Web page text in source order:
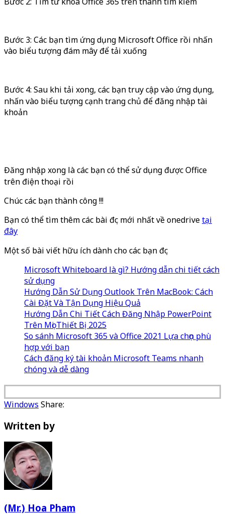
Bước 3: Các bạn tìm ứng dụng Microsoft Office rồi nhấn
vào biểu tượng đám mây để tải xuống
Bước 4: Sau khi tải xong, các bạn truy cập vào ứng dụng,
nhấn vào biểu tượng cạnh trang chủ để đăng nhập tài
khoản
Đăng nhập xong là các bạn có thể sử dụng được Office
trên điện thoại rồi
Chúc các bạn thành công !!!
Bạn có thể tìm thêm các bài đọc mới nhất về onedrivetại
đây
Một số bài viết hữu ích dành cho các bạn đọc
Microsoft Whiteboard là gì? Hướng dẫn chi tiết cách
sử dụng
Hướng Dẫn Sử Dụng Outlook Trên MacBook: Cách
Cài Đặt Và Tận Dụng Hiệu Quả
Hướng Dẫn Chi Tiết Cách Đăng Nhập PowerPoint
Trên Mọi Thiết Bị 2025
So sánh Microsoft 365 và Office 2021 Lựa chọn phù
hợp với bạn
Cách đăng ký tài khoản Microsoft Teams nhanh
chóng và dễ dàng
Windows Share:
Written by
(Mr.) Hoa Pham